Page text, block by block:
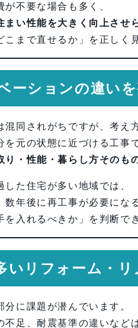
不要な場合も多く、
まい性能を大きく向上させ
まで直せるか」を正しく
ーションの違い
同されがちですが、考え
元の状態に近づける工事
り・性能・暮らし方そのも
た住宅が多い地域では、
年後に再工事が必要にな
入れるべきか」を判断で
いリフォーム・リ
に課題が潜んでいます。
足、耐震基準の違いなどは